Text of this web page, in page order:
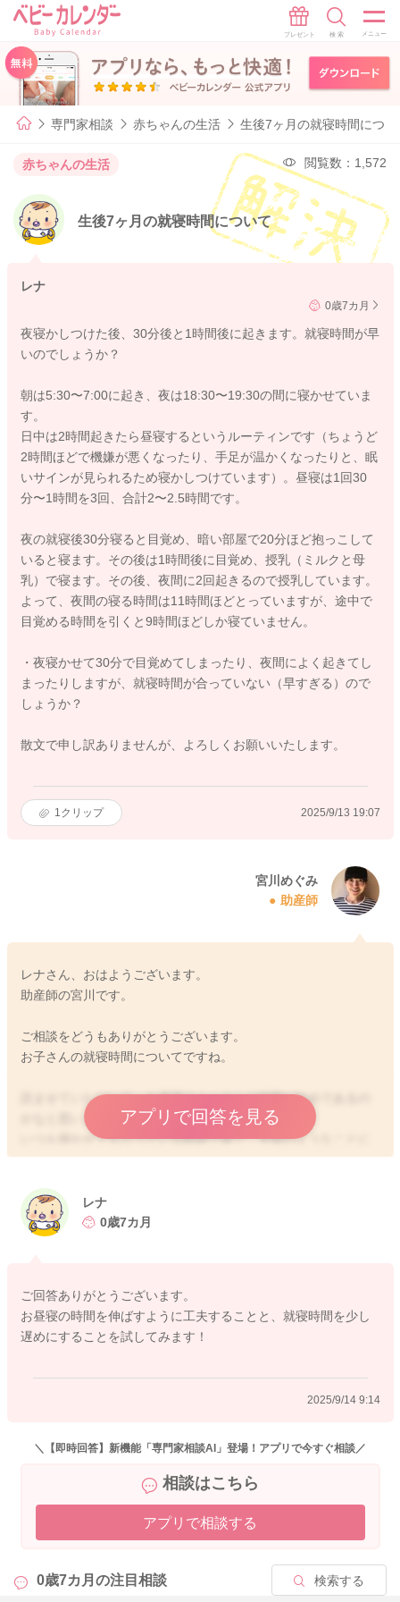
専門家相談 赤ちゃんの生活 生後7ヶ月の就寝時間につい
赤ちゃんの生活 閲覧数：1,572
生後7ヶ月の就寝時間について
レナ
0歳7カ月
夜寝かしつけた後、30分後と1時間後に起きます。就寝時間が早
いのでしょうか？
朝は5:30〜7:00に起き、夜は18:30〜19:30の間に寝かせていま
す。
日中は2時間起きたら昼寝するというルーティンです（ちょうど
2時間ほどで機嫌が悪くなったり、手足が温かくなったりと、眠
いサインが見られるため寝かしつけています）。昼寝は1回30
分〜1時間を3回、合計2〜2.5時間です。
夜の就寝後30分寝ると目覚め、暗い部屋で20分ほど抱っこして
いると寝ます。その後は1時間後に目覚め、授乳（ミルクと母
乳）で寝ます。その後、夜間に2回起きるので授乳しています。
よって、夜間の寝る時間は11時間ほどとっていますが、途中で
目覚める時間を引くと9時間ほどしか寝ていません。
・夜寝かせて30分で目覚めてしまったり、夜間によく起きてし
まったりしますが、就寝時間が合っていない（早すぎる）ので
しょうか？
散文で申し訳ありませんが、よろしくお願いいたします。
1 クリップ 2025/9/13 19:07
宮川めぐみ
助産師
レナさん、おはようございます。
助産師の宮川です。
ご相談をどうもありがとうございます。
お子さんの就寝時間についてですね。
読ませていただいて、お昼寝のトータルの時間が短めであるの
かなと思いました。
いつも寝かせてもらっている時間で寝て、夕寝のようなことに
なっていることもないかなとも感じました
また書かれているように、就寝時間がお子さんに取って少し早
いのかもしれませんね。
と思います。そうして一回のお昼寝の時間がもう少し伸びてく
れるとどうかなと思いました。
てみての変化を見ていただくのもいいと思います。
どうぞよろしくお願いします。
アプリで回答を見る
2025/9/14 9:03
レナ
0歳7カ月
ご回答ありがとうございます。
お昼寝の時間を伸ばすように工夫することと、就寝時間を少し
遅めにすることを試してみます！
2025/9/14 9:14
＼【即時回答】新機能「専門家相談AI」登場！アプリで今すぐ相談／
相談はこちら
アプリで相談する
0歳7カ月の注目相談 検索する